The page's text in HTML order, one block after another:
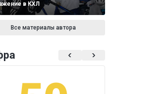
в КХЛ
Все материалы автора